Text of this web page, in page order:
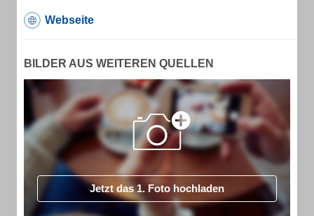
Webseite
BILDER AUS WEITEREN QUELLEN
Jetzt das 1. Foto hochladen